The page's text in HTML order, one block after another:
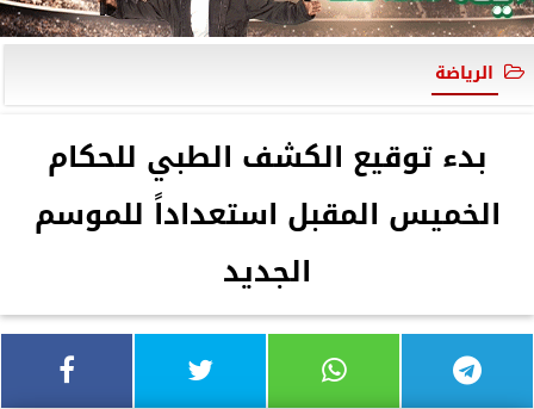
الرياضة
بدء توقيع الكشف الطبي للحكام
الخميس المقبل استعداداً للموسم
الجديد